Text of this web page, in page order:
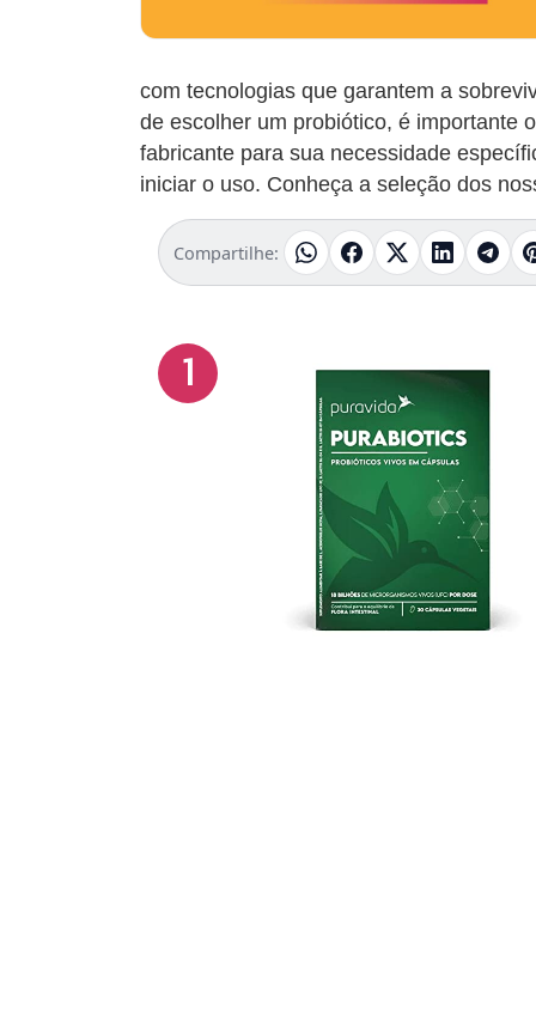
com tecnologias que garantem a
de escolher um probiótico, é importante
fabricante para sua necessidade
iniciar o uso. Conheça a seleção dos
Compartilhe:
1